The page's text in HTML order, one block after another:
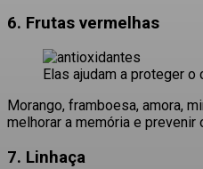
6. Frutas vermelhas
Elas ajudam a proteger
Morango, framboesa, amora,
melhorar a memória e
7. Linhaça